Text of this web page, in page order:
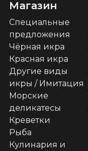
Магазин
Специальные
предложения
Чёрная икра
Красная икра
Другие виды
икры / Имитация
Морские
деликатесы
Креветки
Рыба
Кулинария и